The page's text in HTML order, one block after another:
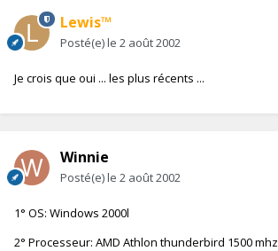
Lewis™
Posté(e)le 2 août 2002
Je crois que oui ... les plus récents ...
Winnie
Posté(e)le 2 août 2002
1° OS: Windows 2000l
2° Processeur: AMD Athlon thunderbird 1500 mhz